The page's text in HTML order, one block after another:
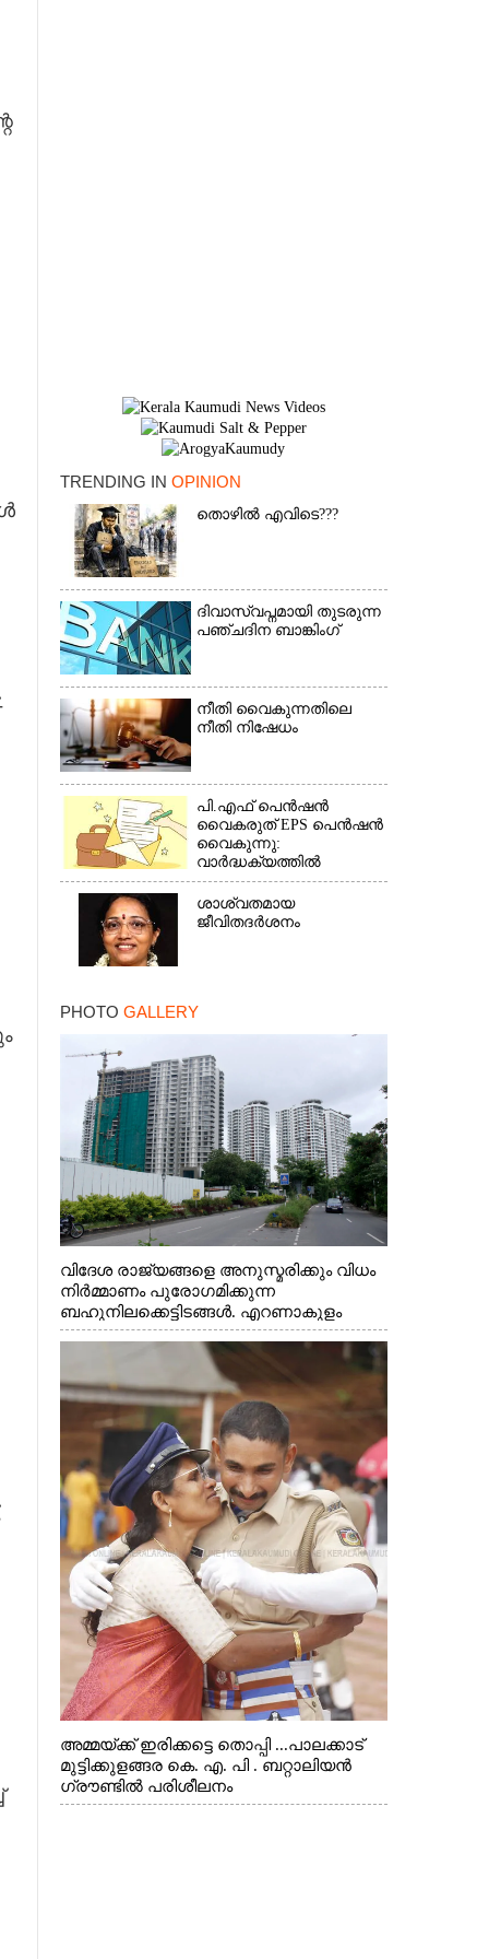
TRENDING IN OPINION
തൊഴിൽ എവിടെ???
ദിവാസ്വപ്നമായി തുടരുന്ന
പഞ്ചദിന ബാങ്കിംഗ്
നീതി വൈകുന്നതിലെ
നീതി നിഷേധം
പി.എഫ് പെൻഷൻ
വൈകരുത് EPS പെൻഷൻ
വൈകുന്നു:
വാർദ്ധക്യത്തിൽ
പെൻഷൻകാർ
ബുദ്ധിമുട്ടിൽ*(കത്ത്)
ശാശ്വതമായ
ജീവിതദർശനം
PHOTO GALLERY
വിദേശ രാജ്യങ്ങളെ അനുസ്മരിക്കും വിധം
നിർമ്മാണം പുരോഗമിക്കുന്ന
ബഹുനിലക്കെട്ടിടങ്ങൾ. എറണാകുളം
ചാത്യാത്ത് റോഡിൽ നിന്നുള്ള കാഴ്ച
അമ്മയ്ക്ക് ഇരിക്കട്ടെ തൊപ്പി ...പാലക്കാട്
മുട്ടിക്കുളങ്ങര കെ. എ. പി . ബറ്റാലിയൻ
ഗ്രൗണ്ടിൽ പരിശീലനം
×